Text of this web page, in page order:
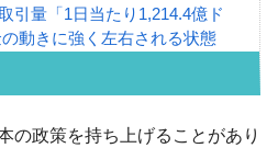
引量「1日当たり1,214.4億ド
動きに強く左右される状態
府ボンクラ政策室長が告発され
の政策を持ち上げることがあり